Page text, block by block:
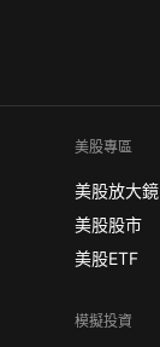
美股專區
美股放大鏡
美股股市
美股ETF
模擬投資